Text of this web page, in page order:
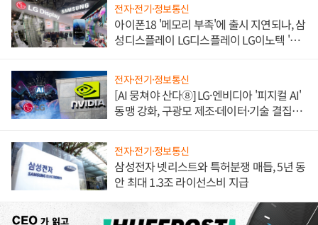
전자·전기·정보통신
아이폰18 '메모리 부족'에 출시 지연되나, 삼
성디스플레이 LG디스플레이 LG이노텍 '탈
전자·전기·정보통신
[AI 뭉쳐야 산다⑧] LG·엔비디아 '피지컬 AI'
동맹 강화, 구광모 제조·데이터·기술 결집
전자·전기·정보통신
삼성전자 넷리스트와 특허분쟁 매듭, 5년 동
안 최대 1.3조 라이선스비 지급